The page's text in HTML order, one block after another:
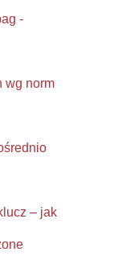
-
wg norm
– jak